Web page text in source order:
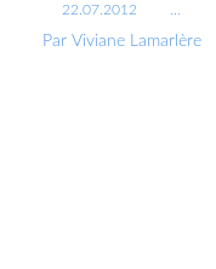
22.07.2012
Par Viviane Lamarlère